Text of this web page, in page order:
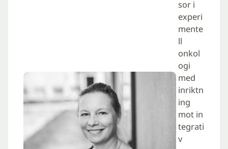
sor i
experi
mente
ll
onkol
ogi
med
inriktn
ing
mot in
tegrati
v